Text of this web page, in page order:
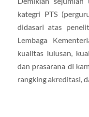
kategri PTS
didasari atas
Lembaga
kualitas lulusan,
dan prasarana di
rangking akreditasi,